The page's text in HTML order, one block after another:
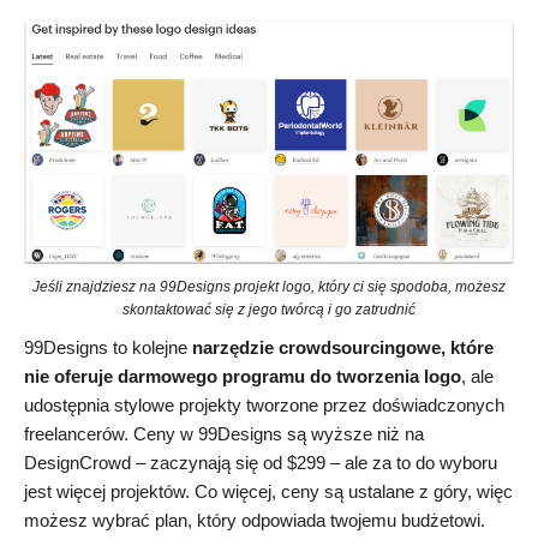
Jeśli znajdziesz na 99Designs projekt logo, który ci się spodoba, możesz
skontaktować się z jego twórcą i go zatrudnić
99Designs to kolejne narzędzie crowdsourcingowe, które
nie oferuje darmowego programu do tworzenia logo, ale
udostępnia stylowe projekty tworzone przez doświadczonych
freelancerów. Ceny w 99Designs są wyższe niż na
DesignCrowd – zaczynają się od $299 – ale za to do wyboru
jest więcej projektów. Co więcej, ceny są ustalane z góry, więc
możesz wybrać plan, który odpowiada twojemu budżetowi.